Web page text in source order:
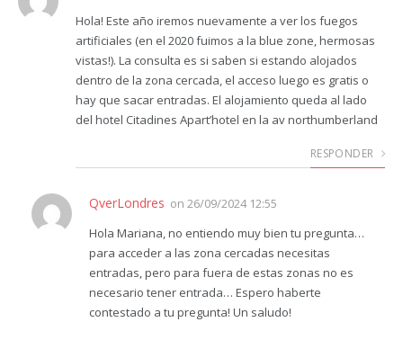
Hola! Este año iremos nuevamente a ver los fuegos
artificiales (en el 2020 fuimos a la blue zone, hermosas
vistas!). La consulta es si saben si estando alojados
dentro de la zona cercada, el acceso luego es gratis o
hay que sacar entradas. El alojamiento queda al lado
del hotel Citadines Apart’hotel en la av northumberland
RESPONDER
QverLondres on 26/09/2024 12:55
Hola Mariana, no entiendo muy bien tu pregunta…
para acceder a las zona cercadas necesitas
entradas, pero para fuera de estas zonas no es
necesario tener entrada… Espero haberte
contestado a tu pregunta! Un saludo!